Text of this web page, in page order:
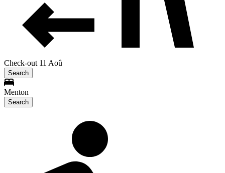
Check-out 11 Aoû
Search
Menton
Search